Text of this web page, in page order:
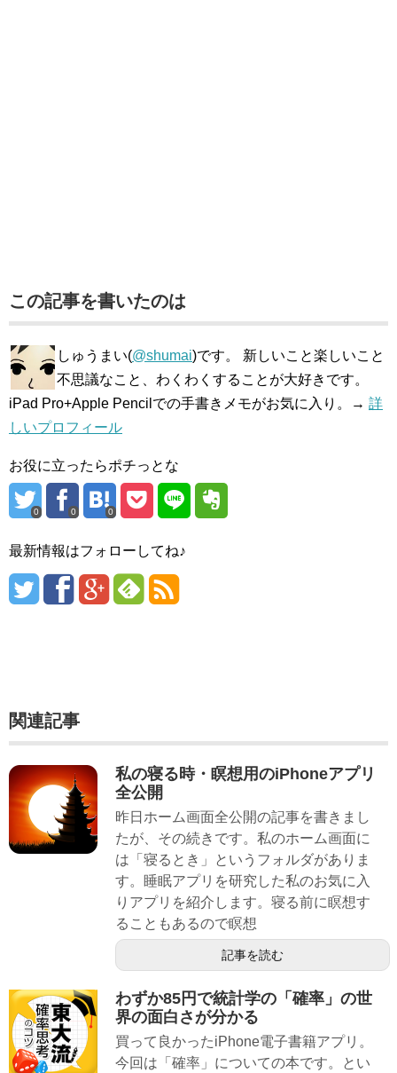
この記事を書いたのは
しゅうまい(@shumai)です。 新しいこと楽しいこと
不思議なこと、わくわくすることが大好きです。
iPad Pro+Apple Pencilでの手書きメモがお気に入り。→ 詳
しいプロフィール
お役に立ったらポチっとな
0 0 0
最新情報はフォローしてね♪
関連記事
私の寝る時・瞑想用のiPhoneアプリ
全公開
昨日ホーム画面全公開の記事を書きまし
たが、その続きです。私のホーム画面に
は「寝るとき」というフォルダがありま
す。睡眠アプリを研究した私のお気に入
りアプリを紹介します。寝る前に瞑想す
ることもあるので瞑想
記事を読む
わずか85円で統計学の「確率」の世
界の面白さが分かる
買って良かったiPhone電子書籍アプリ。
今回は「確率」についての本です。とい